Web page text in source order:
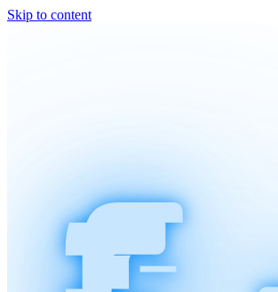
Skip to content